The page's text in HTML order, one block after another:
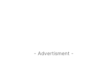
- Advertisment -